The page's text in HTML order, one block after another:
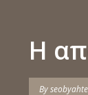
Η
By